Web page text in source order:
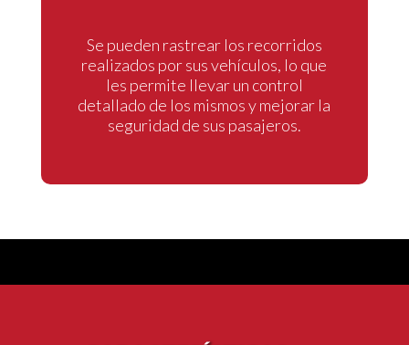
Se pueden rastrear los recorridos
realizados por sus vehículos, lo que
les permite llevar un control
detallado de los mismos y mejorar la
seguridad de sus pasajeros.